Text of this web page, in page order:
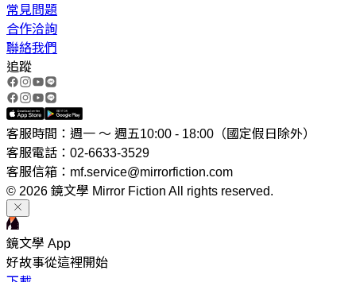
常見問題
合作洽詢
聯絡我們
追蹤
客服時間：週一 ～ 週五10:00 - 18:00（國定假日除外）
客服電話：02-6633-3529
客服信箱：mf.service@mirrorfiction.com
© 2026 鏡文學 Mirror Fiction All rights reserved.
鏡文學 App
好故事從這裡開始